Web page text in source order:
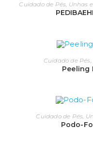
Cuidado de Pés, Unhas
Cuidado de
Peeling
Cuidado de Pés,
Podo-